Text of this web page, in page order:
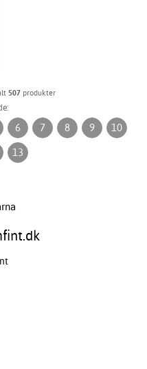
507produkter
6 7 8 9
10
13